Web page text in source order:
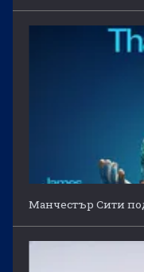
Манчестър Сити